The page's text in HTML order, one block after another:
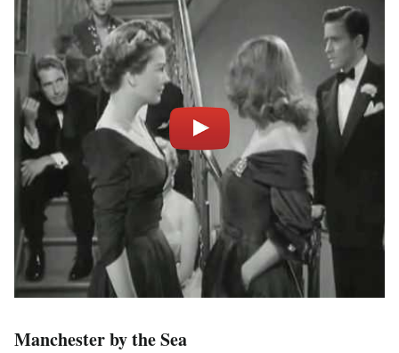
Manchester by the Sea